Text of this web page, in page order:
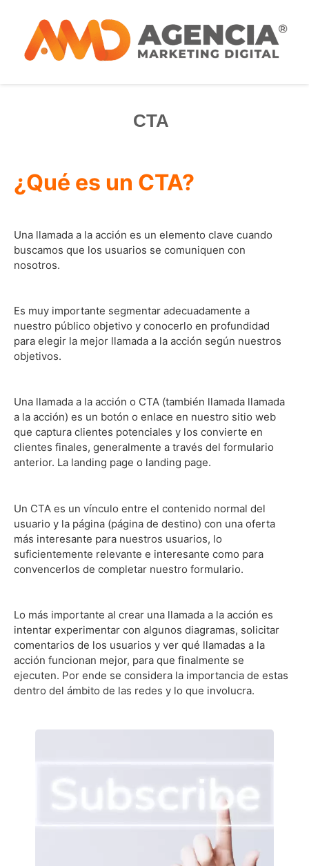
CTA
¿Qué es un CTA?
Una llamada a la acción es un elemento clave cuando
buscamos que los usuarios se comuniquen con
nosotros.
Es muy importante segmentar adecuadamente a
nuestro público objetivo y conocerlo en profundidad
para elegir la mejor llamada a la acción según nuestros
objetivos.
Una llamada a la acción o CTA (también llamada llamada
a la acción) es un botón o enlace en nuestro sitio web
que captura clientes potenciales y los convierte en
clientes finales, generalmente a través del formulario
anterior. La landing page o landing page.
Un CTA es un vínculo entre el contenido normal del
usuario y la página (página de destino) con una oferta
más interesante para nuestros usuarios, lo
suficientemente relevante e interesante como para
convencerlos de completar nuestro formulario.
Lo más importante al crear una llamada a la acción es
intentar experimentar con algunos diagramas, solicitar
comentarios de los usuarios y ver qué llamadas a la
acción funcionan mejor, para que finalmente se
ejecuten. Por ende se considera la importancia de estas
dentro del ámbito de las redes y lo que involucra.